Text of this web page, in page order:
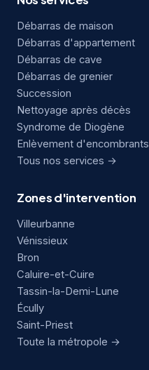
Débarras de maison
Débarras d'appartement
Débarras de cave
Débarras de grenier
Succession
Nettoyage après décès
Syndrome de Diogène
Enlèvement d'encombrants
Tous nos services →
Zones d'intervention
Villeurbanne
Vénissieux
Bron
Caluire-et-Cuire
Tassin-la-Demi-Lune
Écully
Saint-Priest
Toute la métropole →